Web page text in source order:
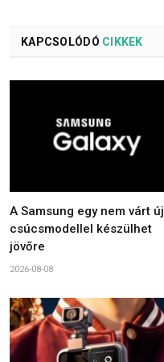
KAPCSOLÓDÓ CIKKEK
A Samsung egy nem várt új
csúcsmodellel készülhet
jövőre
2026-08-08